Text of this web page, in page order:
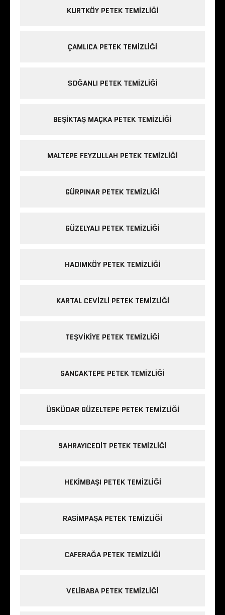
KURTKÖY PETEK TEMIZLIĞI
ÇAMLICA PETEK TEMIZLIĞI
SOĞANLI PETEK TEMIZLIĞI
BEŞIKTAŞ MAÇKA PETEK TEMIZLIĞI
MALTEPE FEYZULLAH PETEK TEMIZLIĞI
GÜRPINAR PETEK TEMIZLIĞI
GÜZELYALI PETEK TEMIZLIĞI
HADIMKÖY PETEK TEMIZLIĞI
KARTAL CEVIZLI PETEK TEMIZLIĞI
TEŞVIKIYE PETEK TEMIZLIĞI
SANCAKTEPE PETEK TEMIZLIĞI
ÜSKÜDAR GÜZELTEPE PETEK TEMIZLIĞI
SAHRAYICEDIT PETEK TEMIZLIĞI
HEKIMBAŞI PETEK TEMIZLIĞI
RASIMPAŞA PETEK TEMIZLIĞI
CAFERAĞA PETEK TEMIZLIĞI
VELIBABA PETEK TEMIZLIĞI